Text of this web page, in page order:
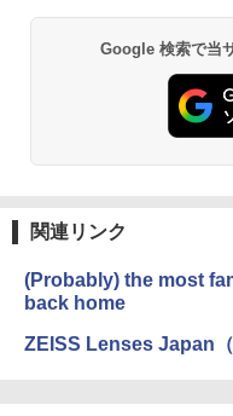
Google 検索で当
関連リンク
(Probably) the most
back home
ZEISS Lenses Japan